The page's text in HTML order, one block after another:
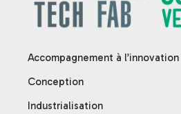
Accompagnement à
Conception
Industrialisation